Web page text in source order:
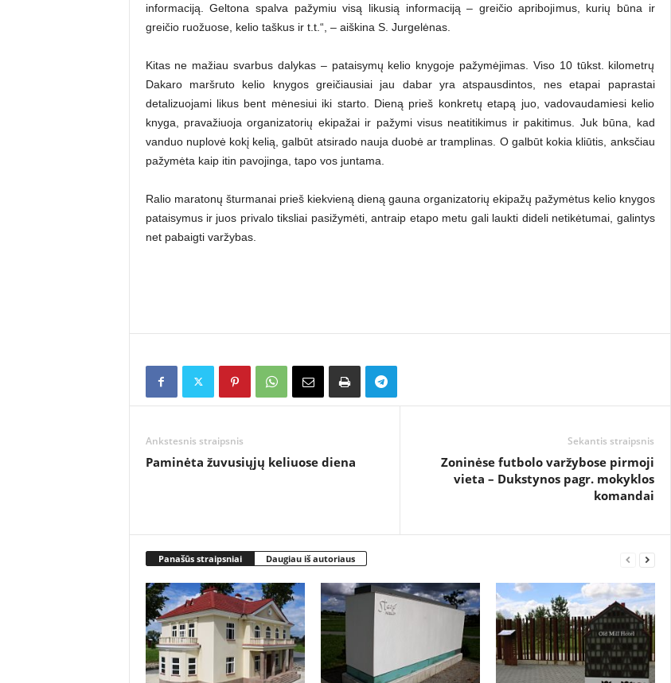
informaciją. Geltona spalva pažymiu visą likusią informaciją – greičio apribojimus, kurių būna ir
greičio ruožuose, kelio taškus ir t.t.“, – aiškina S. Jurgelėnas.
Kitas ne mažiau svarbus dalykas – pataisymų kelio knygoje pažymėjimas. Viso 10 tūkst. kilometrų
Dakaro maršruto kelio knygos greičiausiai jau dabar yra atspausdintos, nes etapai paprastai
detalizuojami likus bent mėnesiui iki starto. Dieną prieš konkretų etapą juo, vadovaudamiesi kelio
knyga, pravažiuoja organizatorių ekipažai ir pažymi visus neatitikimus ir pakitimus. Juk būna, kad
vanduo nuplovė kokį kelią, galbūt atsirado nauja duobė ar tramplinas. O galbūt kokia kliūtis, anksčiau
pažymėta kaip itin pavojinga, tapo vos juntama.
Ralio maratonų šturmanai prieš kiekvieną dieną gauna organizatorių ekipažų pažymėtus kelio knygos
pataisymus ir juos privalo tiksliai pasižymėti, antraip etapo metu gali laukti dideli netikėtumai, galintys
net pabaigti varžybas.
Ankstesnis straipsnis
Paminėta žuvusiųjų keliuose diena
Sekantis straipsnis
Zoninėse futbolo varžybose pirmoji
vieta – Dukstynos pagr. mokyklos
komandai
Panašūs straipsniai Daugiau iš autoriaus